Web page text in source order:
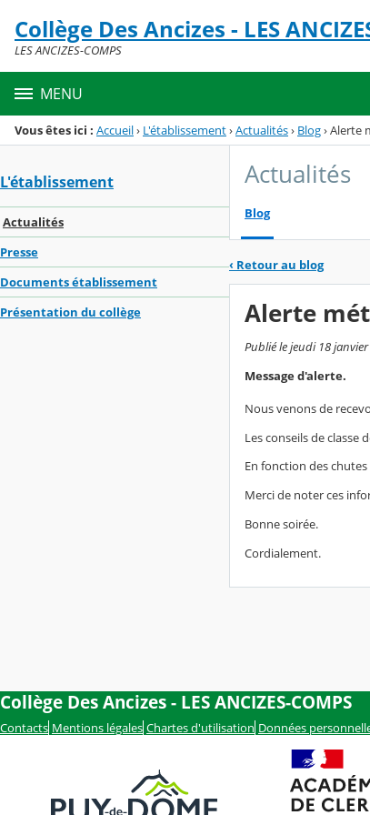
Menu de la rubrique
Contenu
Collège Des Ancizes - LES
LES ANCIZES-COMPS
MENU
Vous êtes ici : Accueil› L'établissement›Actualités› Blog›Alerte
L'établissement
Actualités
Presse
Documents établissement
Présentation du collège
Actualités
Blog
‹ Retour au blog
Alerte
Publié le jeudi 18
Message d'alerte.
Nous venons de
Les conseils de classe
En fonction des
Merci de noter ces
Bonne soirée.
Cordialement.
Collège Des Ancizes - LES ANCIZES-COMPS
Contacts Mentions légales Chartes d'utilisation Données